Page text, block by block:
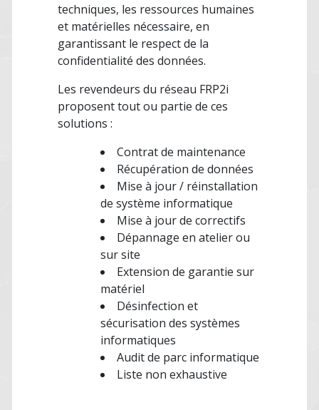
techniques, les ressources humaines
et matérielles nécessaire, en
garantissant le respect de la
confidentialité des données.
Les revendeurs du réseau FRP2i
proposent tout ou partie de ces
solutions :
Contrat de maintenance
Récupération de données
Mise à jour / réinstallation
de système informatique
Mise à jour de correctifs
Dépannage en atelier ou
sur site
Extension de garantie sur
matériel
Désinfection et
sécurisation des systèmes
informatiques
Audit de parc informatique
Liste non exhaustive